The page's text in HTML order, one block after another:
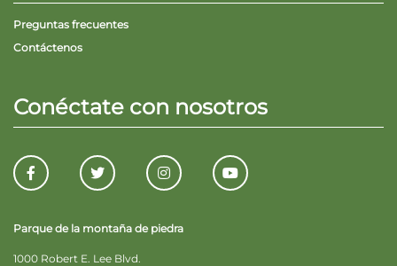
Preguntas frecuentes
Contáctenos
Conéctate con nosotros
Parque de la montaña de piedra
1000 Robert E. Lee Blvd.